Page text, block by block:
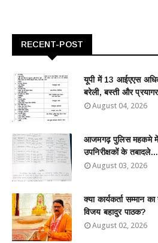
RECENT-POST
यूपी में 13 आईएएस
बरेली, बस्ती और
August 04, 2026
आजमगढ़ पुलिस महकमे में
उपनिरीक्षकों के
August 03, 2026
क्या कार्यकर्ता सम्मान
विजय बहादुर पाठक?
August 02, 2026